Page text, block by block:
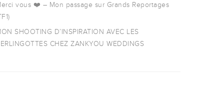
vous ❤️ – Mon passage sur Grands Reportages
SHOOTING D’INSPIRATION AVEC LES
CHEZ ZANKYOU WEDDINGS